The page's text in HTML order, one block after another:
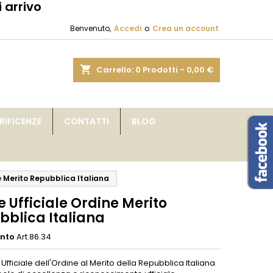
arrivo
Benvenuto, Accedi o Crea un account
shopping_cart Carrello: 0 Prodotti - 0,00 €
CONTATTI BLOG
Merito Repubblica Italiana
Ufficiale Ordine Merito
Italiana
Art.86.34
dell'Ordine al Merito della Repubblica Italiana